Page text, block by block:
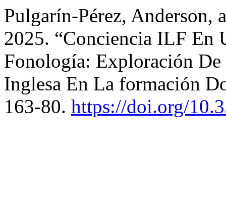
Pulgarín-Pérez, Anderson,
2025. “Conciencia ILF En
Fonología: Exploración
Inglesa En La formación
163-80. https://doi.org/